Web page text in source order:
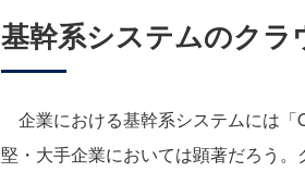
基幹系システムのクラ
企業における基幹系システムには「
堅・大手企業においては顕著だろう